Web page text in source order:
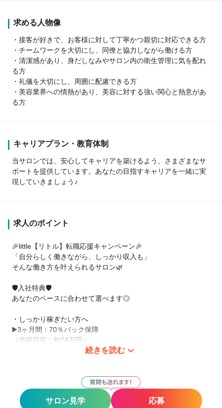
求める人物像
・接客が好きで、お客様に対して丁寧かつ親切に対応できる方
・チームワークを大切にし、同僚と協力しながら働ける方
・清潔感があり、身だしなみやサロン内の衛生管理に気を配れ
る方
・礼儀を大切にし、周囲に配慮できる方
・美容業界への情熱があり、美容に対する強い関心と熱意があ
る方
キャリアプラン・教育体制
当サロンでは、安心してキャリアを築けるよう、さまざまなサ
ポートを提供しています。あなたの目指すキャリアを一緒に実
現していきましょう♪
求人のポイント
🎉little【リトル】転職応援キャンペーン🎉
「自分らしく働きながら、しっかり収入も」
そんな働き方を叶えられるサロン🌿
🛡️入社特典🛡️
あなたのペースに合わせて選べます◎
・しっかり稼ぎたい方へ
▶️3ヶ月間：70％バック保障
（月収目安：約74万円）
（月収目安：約53万円）
🛡️入社特典🛡️
続きを読む
サロン見学 応募